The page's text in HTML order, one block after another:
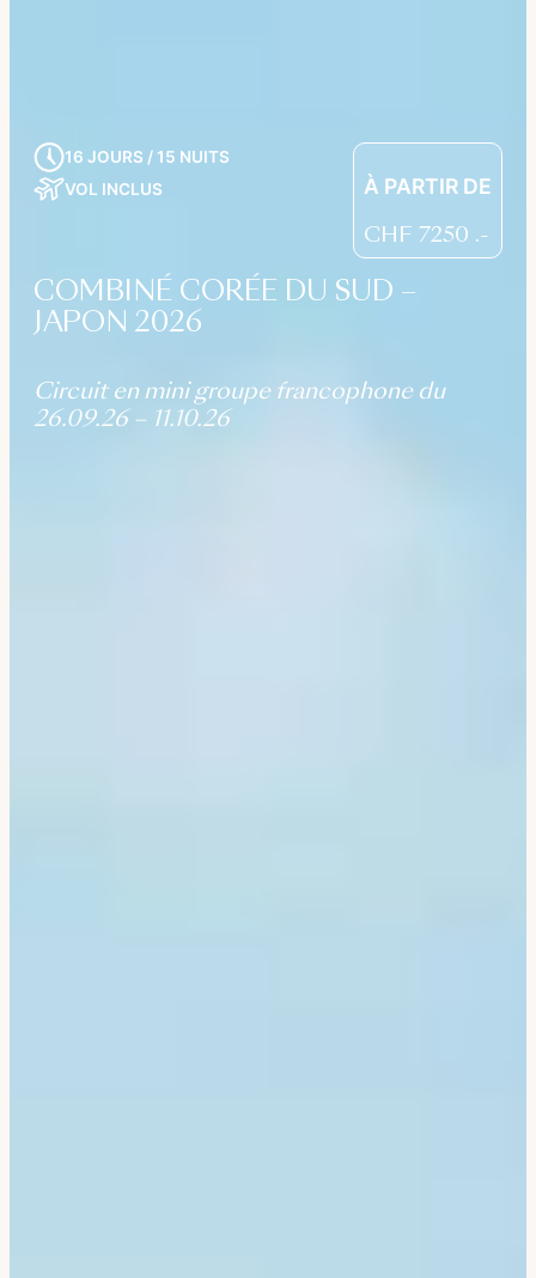
COMBINÉ CORÉE DU SUD –
JAPON 2026
Circuit en mini groupe francophone du
26.09.26 – 11.10.26
16 JOURS / 15 NUITS
VOL INCLUS
À PARTIR DE
CHF 7250 .-